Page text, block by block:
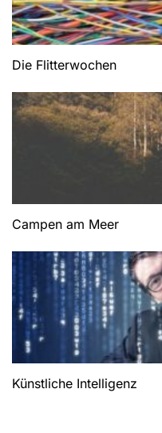
Die Flitterwochen
Campen am Meer
Künstliche Intelligenz